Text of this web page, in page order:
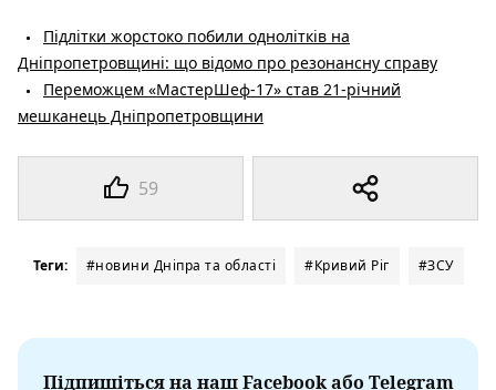
59
Підлітки жорстоко побили однолітків на
Дніпропетровщині: що відомо про резонансну справу
Переможцем «МастерШеф-17» став 21-річний
мешканець Дніпропетровщини
Теги: #новини Дніпра та області #Кривий Ріг #ЗСУ
Підпишіться на наш Facebook або Telegram